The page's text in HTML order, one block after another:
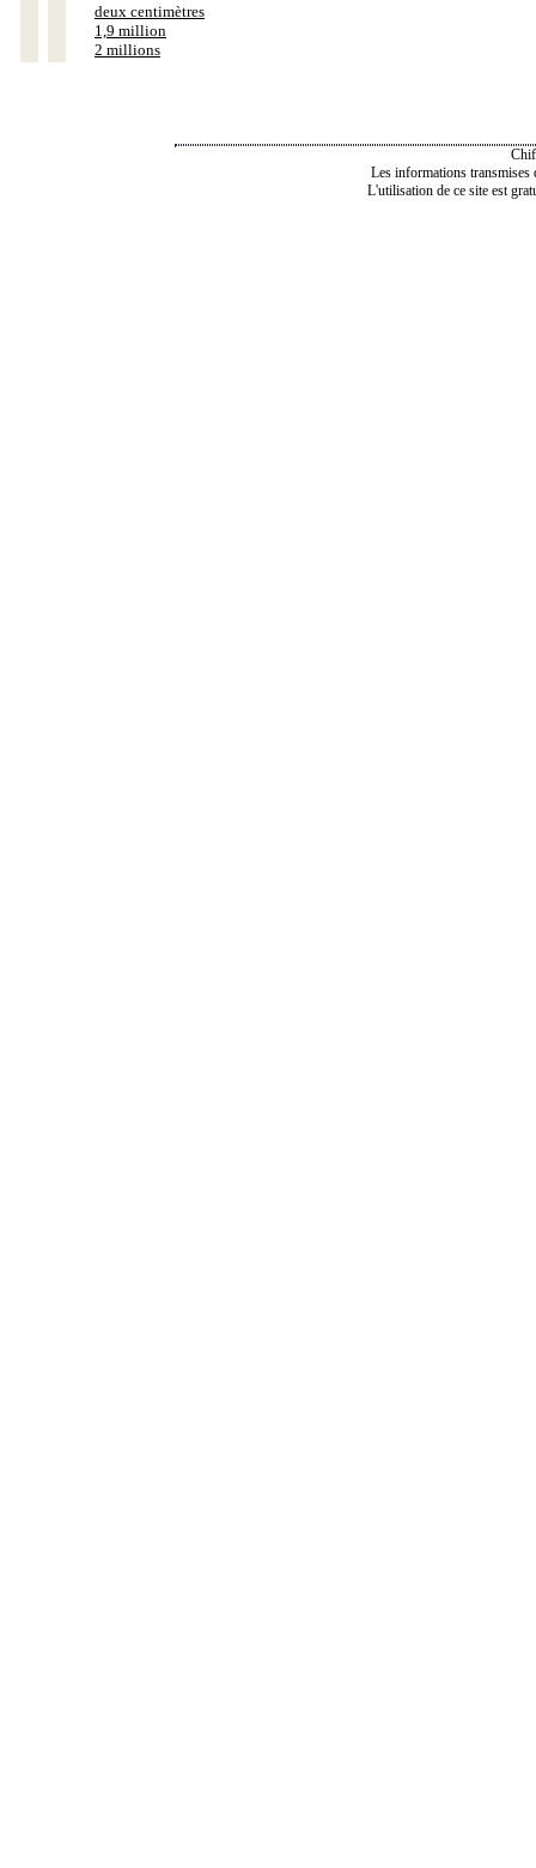
deux centimètres
1,9 million
2 millions
Les informations transmises
L'utilisation de ce site est